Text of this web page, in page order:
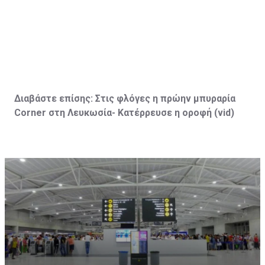
Διαβάστε επίσης: Στις φλόγες η πρώην μπυραρία
Corner στη Λευκωσία- Κατέρρευσε η οροφή (vid )